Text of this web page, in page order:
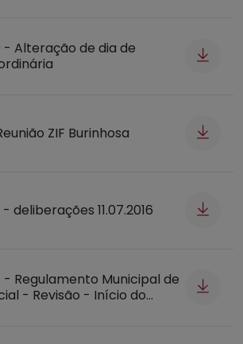
separador
- Alteração de dia de
separadorZIF Burinhosa
separador
deliberações 11.07.2016
separador
- Regulamento Municipal de
- Revisão - Início do